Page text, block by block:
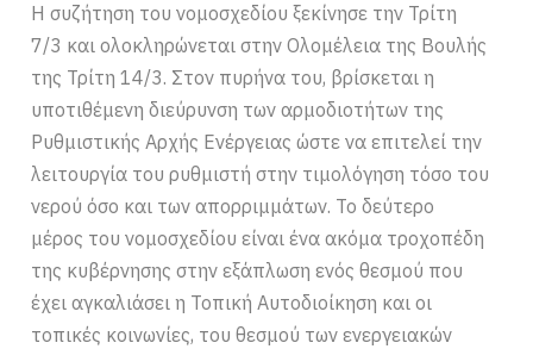
Η συζήτηση του νομοσχεδίου ξεκίνησε την Τρίτη
7/3 και ολοκληρώνεται στην Ολομέλεια της Βουλής
της Τρίτη 14/3. Στον πυρήνα του, βρίσκεται η
υποτιθέμενη διεύρυνση των αρμοδιοτήτων της
Ρυθμιστικής Αρχής Ενέργειας ώστε να επιτελεί την
λειτουργία του ρυθμιστή στην τιμολόγηση τόσο του
νερού όσο και των απορριμμάτων. Το δεύτερο
μέρος του νομοσχεδίου είναι ένα ακόμα τροχοπέδη
της κυβέρνησης στην εξάπλωση ενός θεσμού που
έχει αγκαλιάσει η Τοπική Αυτοδιοίκηση και οι
τοπικές κοινωνίες, του θεσμού των ενεργειακών